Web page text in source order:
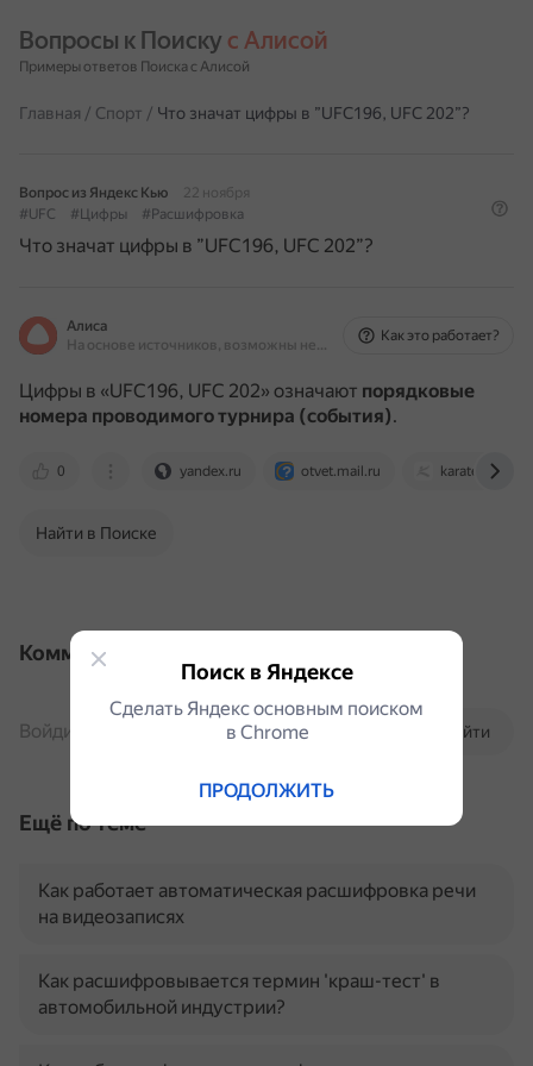
Вопросы к Поиску с Алисой
Примеры ответов Поиска с Алисой
Главная / Спорт / Что значат цифры в ”UFC196, UFC 202”?
Вопрос из Яндекс Кью
22 ноября
#UFC
#Цифры #Расшифровка
Что значат цифры в ”UFC196, UFC 202”?
Алиса
На основе источников, возможны неточности
Как это работает?
Цифры в «UFC196, UFC 202» означают порядковые
номера проводимого турнира (события).
0 yandex.ru otvet.mail.ru karate.ru
Найти в Поиске
Комментарии
Войти
Войдите, чтобы комментировать
Ещё по теме
Как работает автоматическая расшифровка речи
на видеозаписях
Как расшифровывается термин 'краш-тест' в
автомобильной индустрии?
Поиск в Яндексе
Сделать Яндекс основным поиском
в Сhrome
ПРОДОЛЖИТЬ